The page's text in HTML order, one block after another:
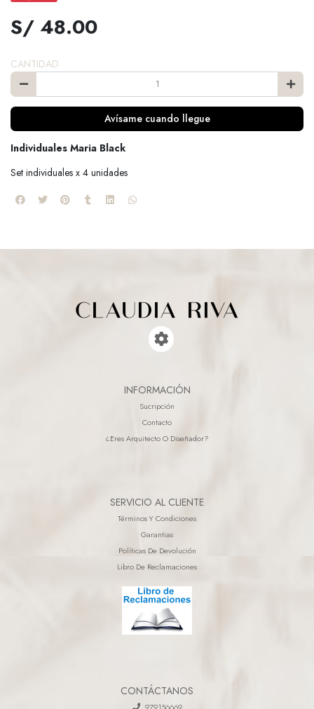
S/ 48.00
CANTIDAD
Avísame cuando llegue
Individuales Maria Black
Set individuales x 4 unidades
INFORMACIÓN
Sucripción
Contacto
¿eres Arquitecto O Diseñador?
SERVICIO AL CLIENTE
Términos Y Condiciones
Garantias
Políticas De Devolución
Libro De Reclamaciones
CONTÁCTANOS
979156669